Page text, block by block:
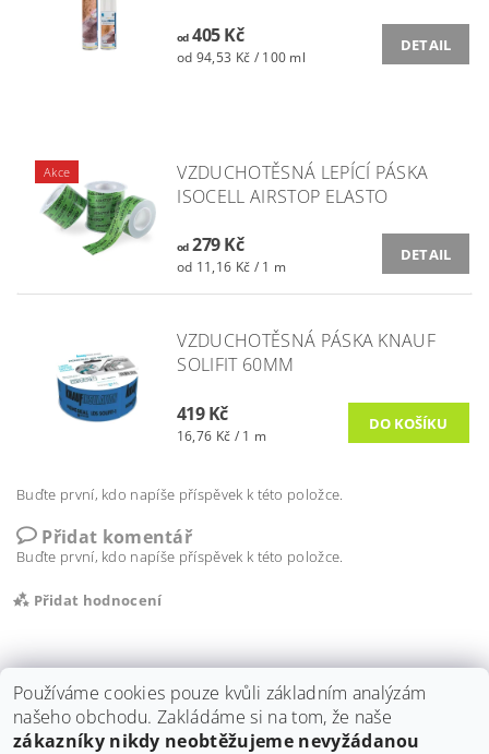
od405 Kč
od 94,53 Kč / 100 ml
DETAIL
Akce
VZDUCHOTĚSNÁ LEPÍCÍ PÁSKA
ISOCELL AIRSTOP ELASTO
od279 Kč
od 11,16 Kč / 1 m
DETAIL
VZDUCHOTĚSNÁ PÁSKA KNAUF
SOLIFIT 60MM
419 Kč
16,76 Kč / 1 m
Buďte první, kdo napíše příspěvek k této položce.
Přidat komentář
Buďte první, kdo napíše příspěvek k této položce.
Přidat hodnocení
Používáme cookies pouze kvůli základním analýzám
našeho obchodu. Zakládáme si na tom, že naše
zákazníky nikdy neobtěžujeme nevyžádanou